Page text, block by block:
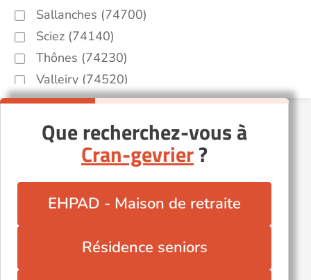
Sallanches (74700)
Sciez (74140)
Thônes (74230)
Valleiry (74520)
Vétraz-Monthoux (74100)
Évian-les-Bains (74500)
Autres villes du département
Annecy-le-Vieux (74940)
Douvaine (74140)
Habère-Lullin (74420)
La Roche-sur-Foron (74800)
Passy (74190)
Que recherchez-vous à
Cran-gevrier?
EHPAD - Maison de retraite
Résidence seniors